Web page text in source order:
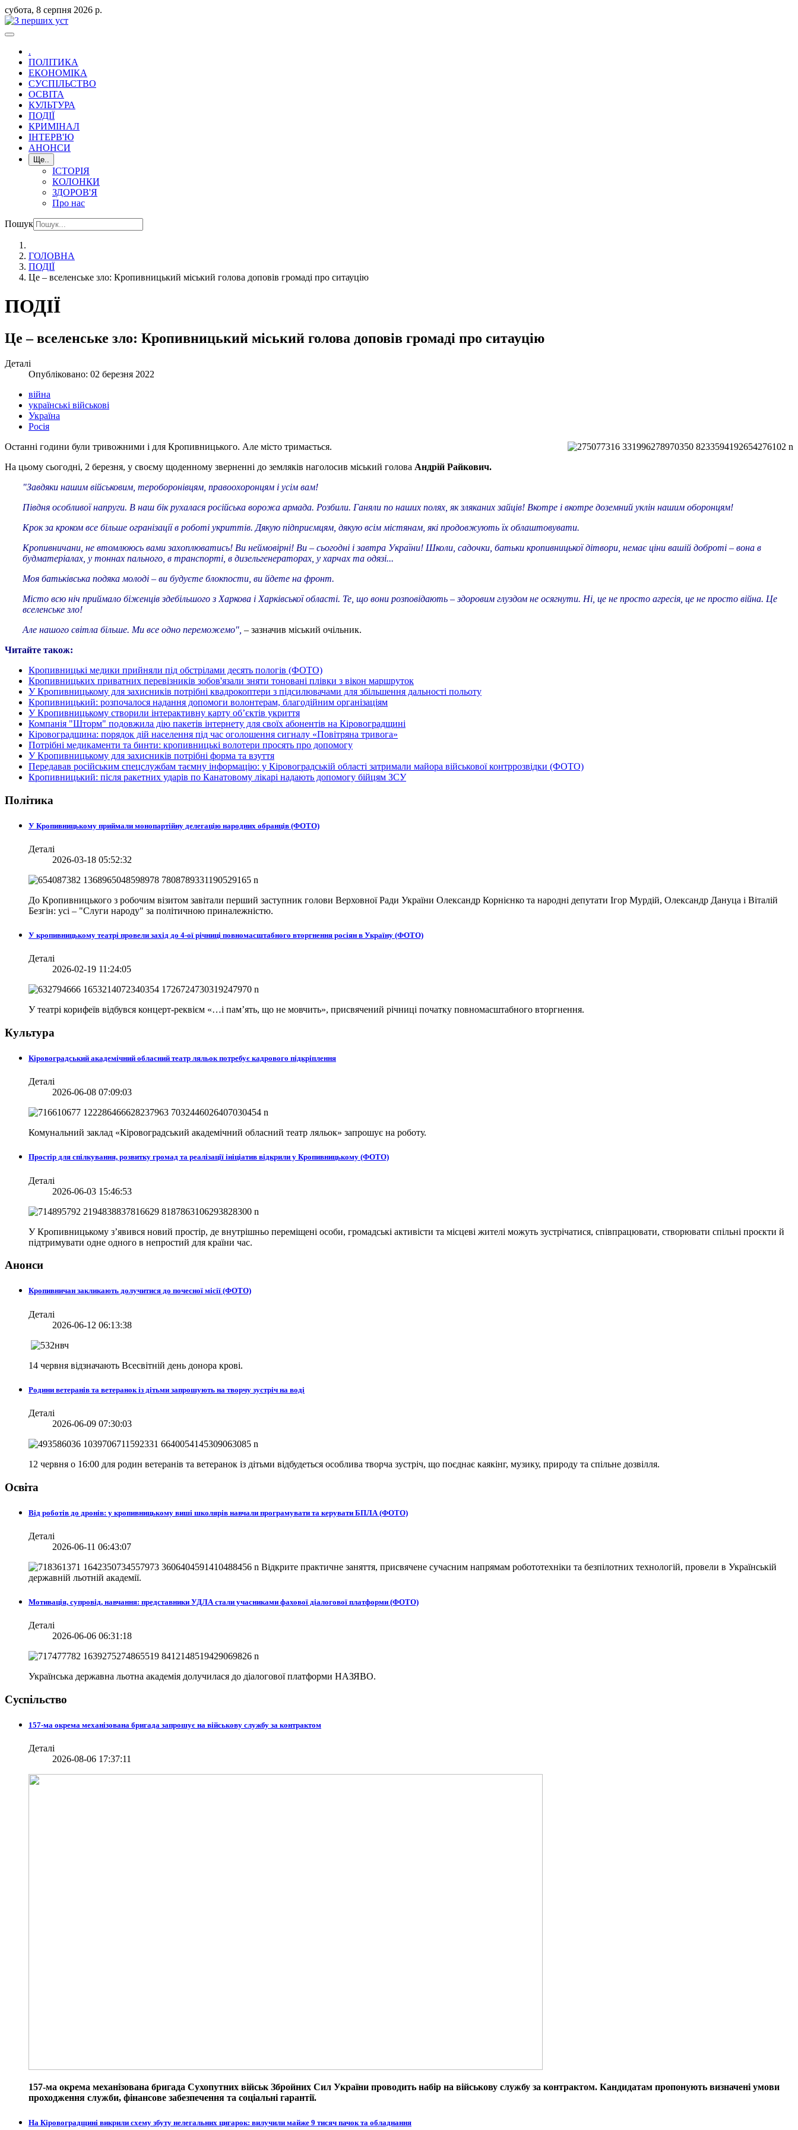
субота, 8 серпня 2026 р.
.
ПОЛІТИКА
ЕКОНОМІКА
СУСПІЛЬСТВО
ОСВІТА
КУЛЬТУРА
ПОДІЇ
КРИМІНАЛ
ІНТЕРВ'Ю
АНОНСИ
Ще..
ІСТОРІЯ
КОЛОНКИ
ЗДОРОВ'Я
Про нас
Пошук
ГОЛОВНА
ПОДІЇ
Це – вселенське зло: Кропивницький міський голова доповів громаді про ситауцію
ПОДІЇ
Це – вселенське зло: Кропивницький міський голова доповів громаді про ситауцію
Деталі
Опубліковано: 02 березня 2022
війна
українські військові
Україна
Росія
Останні години були тривожними і для Кропивницького. Але місто тримається.
На цьому сьогодні, 2 березня, у своєму щоденному зверненні до земляків наголосив міський голова Андрій Райкович.
"Завдяки нашим військовим, тероборонівцям, правоохоронцям і усім вам!
Півдня особливої напруги. В наш бік рухалася російська ворожа армада. Розбили. Ганяли по наших полях, як зляканих зайців! Вкотре і вкотре доземний уклін нашим оборонцям!
Крок за кроком все більше огранізації в роботі укриттів. Дякую підприємцям, дякую всім містянам, які продовжують їх облаштовувати.
Кропивничани, не втомлююсь вами захоплюватись! Ви неймовірні! Ви – сьогодні і завтра України! Школи, садочки, батьки кропивницької дітвори, немає ціни вашій доброті – вона в
будматеріалах, у тоннах пального, в транспорті, в дизельгенераторах, у харчах та одязі...
Моя батьківська подяка молоді – ви будуєте блокпости, ви йдете на фронт.
Місто всю ніч приймало біженців здебільшого з Харкова і Харківської області. Те, що вони розповідають – здоровим глуздом не осягнути. Ні, це не просто агресія, це не просто війна. Це
вселенське зло!
Але нашого світла більше. Ми все одно переможемо", – зазначив міський очільник.
Читайте також:
Кропивницькі медики прийняли під обстрілами десять пологів (ФОТО)
Кропивницьких приватних перевізників зобов'язали зняти тоновані плівки з вікон маршруток
У Кропивницькому для захисників потрібні квадрокоптери з підсилювачами для збільшення дальності польоту
Кропивницький: розпочалося надання допомоги волонтерам, благодійним організаціям
У Кропивницькому створили інтерактивну карту об’єктів укриття
Компанія "Шторм" подовжила дію пакетів інтернету для своїх абонентів на Кіровоградщині
Кіровоградщина: порядок дій населення під час оголошення сигналу «Повітряна тривога»
Потрібні медикаменти та бинти: кропивницькі волотери просять про допомогу
У Кропивницькому для захисників потрібні форма та взуття
Передавав російським спецслужбам таємну інформацію: у Кіровоградській області затримали майора військової контррозвідки (ФОТО)
Кропивницький: після ракетних ударів по Канатовому лікарі надають допомогу бійцям ЗСУ
Політика
У Кропивницькому приймали монопартійну делегацію народних обранців (ФОТО)
Деталі
2026-03-18 05:52:32
До Кропивницького з робочим візитом завітали перший заступник голови Верховної Ради України Олександр Корнієнко та народні депутати Ігор Мурдій, Олександр Дануца і Віталій
Безгін: усі – "Слуги народу" за політичною приналежністю.
У кропивницькому театрі провели захід до 4-ої річниці повномасштабного вторгнення росіян в Україну (ФОТО)
Деталі
2026-02-19 11:24:05
У театрі корифеїв відбувся концерт-реквієм «…і пам’ять, що не мовчить», присвячений річниці початку повномасштабного вторгнення.
Культура
Кіровоградський академічний обласний театр ляльок потребує кадрового підкріплення
Деталі
2026-06-08 07:09:03
Комунальний заклад «Кіровоградський академічний обласний театр ляльок» запрошує на роботу.
Простір для спілкування, розвитку громад та реалізації ініціатив відкрили у Кропивницькому (ФОТО)
Деталі
2026-06-03 15:46:53
У Кропивницькому з’явився новий простір, де внутрішньо переміщені особи, громадські активісти та місцеві жителі можуть зустрічатися, співпрацювати, створювати спільні проєкти й
підтримувати одне одного в непростий для країни час.
Анонси
Кропивничан закликають долучитися до почесної місії (ФОТО)
Деталі
2026-06-12 06:13:38
14 червня відзначають Всесвітній день донора крові.
Родини ветеранів та ветеранок із дітьми запрошують на творчу зустріч на воді
Деталі
2026-06-09 07:30:03
12 червня о 16:00 для родин ветеранів та ветеранок із дітьми відбудеться особлива творча зустріч, що поєднає каякінг, музику, природу та спільне дозвілля.
Освіта
Від роботів до дронів: у кропивницькому виші школярів навчали програмувати та керувати БПЛА (ФОТО)
Деталі
2026-06-11 06:43:07
Відкрите практичне заняття, присвячене сучасним напрямам робототехніки та безпілотних технологій, провели в Українській
державній льотній академії.
Мотивація, супровід, навчання: представники УДЛА стали учасниками фахової діалогової платформи (ФОТО)
Деталі
2026-06-06 06:31:18
Українська державна льотна академія долучилася до діалогової платформи НАЗЯВО.
Суспільство
157-ма окрема механізована бригада запрошує на військову службу за контрактом
Деталі
2026-08-06 17:37:11
157-ма окрема механізована бригада Сухопутних військ Збройних Сил України проводить набір на військову службу за контрактом. Кандидатам пропонують визначені умови
проходження служби, фінансове забезпечення та соціальні гарантії.
На Кіровоградщині викрили схему збуту нелегальних цигарок: вилучили майже 9 тисяч пачок та обладнання